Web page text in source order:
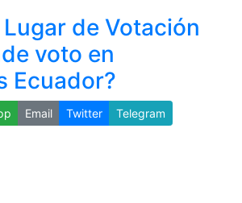
de Votación
voto en
Ecuador?
Email Twitter Telegram